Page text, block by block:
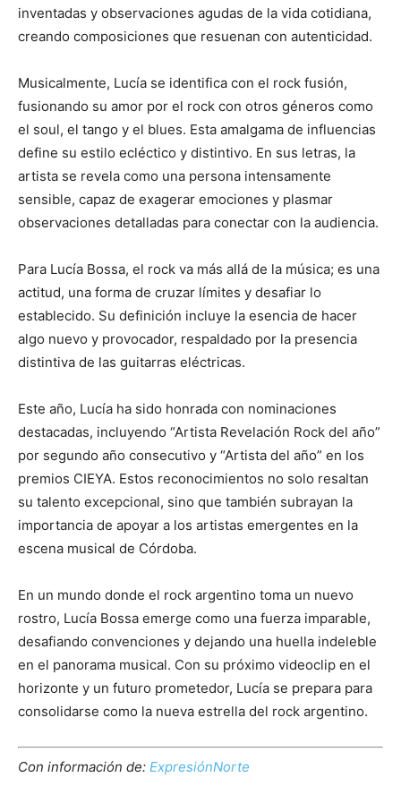
inventadas y observaciones agudas de la vida cotidiana,
creando composiciones que resuenan con autenticidad.
Musicalmente, Lucía se identifica con el rock fusión,
fusionando su amor por el rock con otros géneros como
el soul, el tango y el blues. Esta amalgama de influencias
define su estilo ecléctico y distintivo. En sus letras, la
artista se revela como una persona intensamente
sensible, capaz de exagerar emociones y plasmar
observaciones detalladas para conectar con la audiencia.
Para Lucía Bossa, el rock va más allá de la música; es una
actitud, una forma de cruzar límites y desafiar lo
establecido. Su definición incluye la esencia de hacer
algo nuevo y provocador, respaldado por la presencia
distintiva de las guitarras eléctricas.
Este año, Lucía ha sido honrada con nominaciones
destacadas, incluyendo “Artista Revelación Rock del año”
por segundo año consecutivo y “Artista del año” en los
premios CIEYA. Estos reconocimientos no solo resaltan
su talento excepcional, sino que también subrayan la
importancia de apoyar a los artistas emergentes en la
escena musical de Córdoba.
En un mundo donde el rock argentino toma un nuevo
rostro, Lucía Bossa emerge como una fuerza imparable,
desafiando convenciones y dejando una huella indeleble
en el panorama musical. Con su próximo videoclip en el
horizonte y un futuro prometedor, Lucía se prepara para
consolidarse como la nueva estrella del rock argentino.
Con información de: ExpresiónNorte